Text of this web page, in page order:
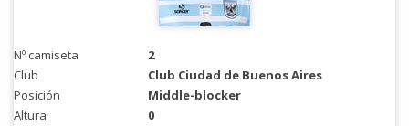
Nº camiseta
2
Club
Club Ciudad de Buenos Aires
Posición
Middle-blocker
Altura
0